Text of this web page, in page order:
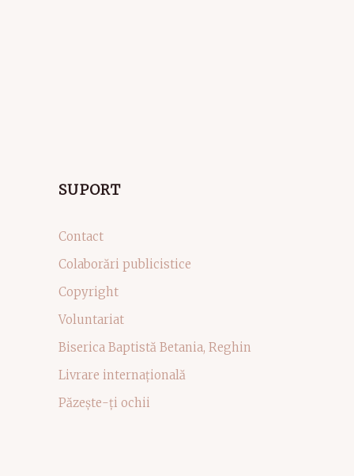
SUPORT
Contact
Colaborări publicistice
Copyright
Voluntariat
Biserica Baptistă Betania, Reghin
Livrare internațională
Păzește-ți ochii